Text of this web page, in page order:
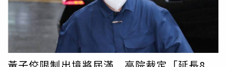
實際上她當時疑似因為感情糾紛，持刀闖進對方的住家，引
起對方困擾及恐慌。（圖／翻攝DCARD）除此之外，劉珮
瑄還會隨機寄送電子信件給中山大學的學生以及利用研討會
報名系統可自由輸入文字處，指控陳美華為性侵共犯，前後
共計輸入21次。在經過多次的騷擾以後，陳美華老師決定不